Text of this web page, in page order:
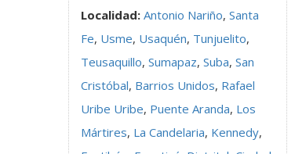
Localidad: Antonio Nariño, Santa
Fe, Usme, Usaquén, Tunjuelito,
Teusaquillo, Sumapaz, Suba, San
Cristóbal, Barrios Unidos, Rafael
Uribe Uribe, Puente Aranda, Los
Mártires, La Candelaria, Kennedy,